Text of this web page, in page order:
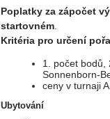
Poplatky za zápočet
startovném.
Kritéria pro určení
1. počet bodů,
Sonnenborn-
ceny v turnaji
Ubytování